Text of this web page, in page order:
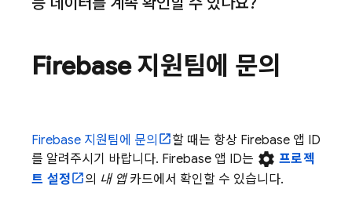
Firebase 지원팀에 문의
Firebase 지원팀에 문의
할 때는 항상 Firebase 앱 ID
를 알려주시기 바랍니다. Firebase 앱 ID는 settings 프로젝
트 설정
의 내 앱카드에서 확인할 수 있습니다.